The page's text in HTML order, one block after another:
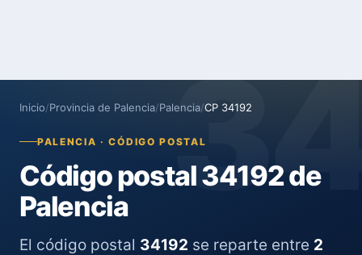
Inicio/Provincia de Palencia/Palencia/CP 34192
PALENCIA · CÓDIGO POSTAL
Código postal 34192 de
Palencia
El código postal 34192 se reparte entre 2